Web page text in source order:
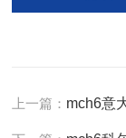
上一篇： mch6意